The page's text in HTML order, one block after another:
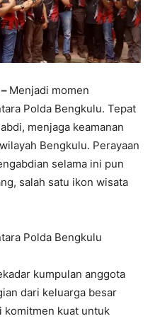
Menjadi momen
Polda Bengkulu. Tepat
menjaga keamanan
Bengkulu. Perayaan
selama ini pun
salah satu ikon wisata
Polda Bengkulu
kumpulan anggota
dari keluarga besar
komitmen kuat untuk